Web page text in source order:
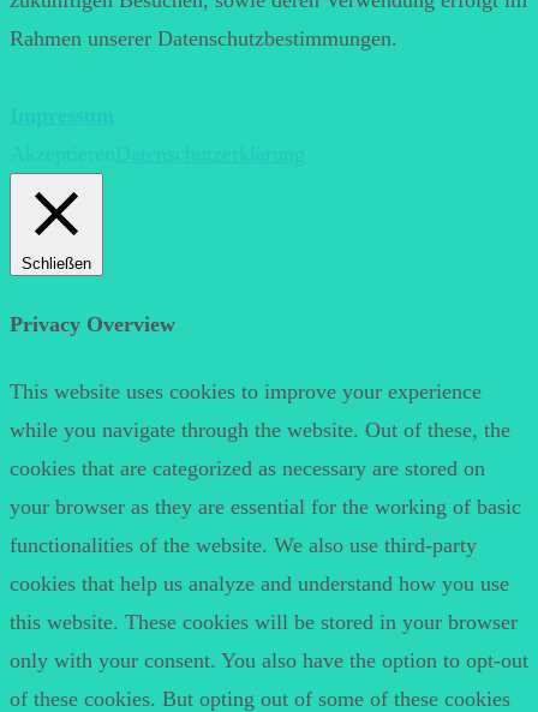
Rahmen unserer Datenschutzbestimmungen.
Schließen
Privacy Overview
This website uses cookies to improve your experience
while you navigate through the website. Out of these, the
cookies that are categorized as necessary are stored on
your browser as they are essential for the working of basic
functionalities of the website. We also use third-party
cookies that help us analyze and understand how you use
this website. These cookies will be stored in your browser
only with your consent. You also have the option to opt-out
of these cookies. But opting out of some of these cookies